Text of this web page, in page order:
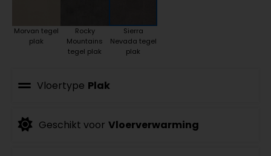
Morvan tegel
plak
Rocky
Mountains
tegel plak
Sierra
Nevada tegel
plak
Vloertype Plak
Geschikt voor Vloerverwarming